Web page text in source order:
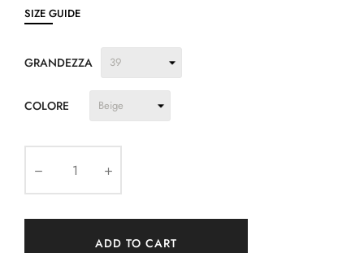
SIZE GUIDE
GRANDEZZA
COLORE
ADD TO CART